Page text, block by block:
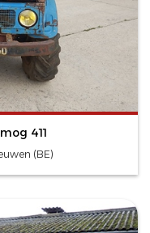
411
(BE)